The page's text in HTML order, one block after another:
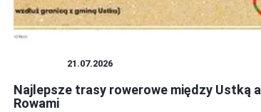
21.07.2026
Najlepsze trasy rowerowe między Ustką a
Rowami